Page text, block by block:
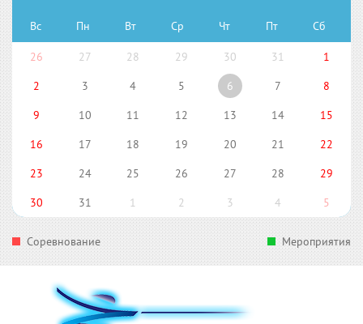
Вс Пн Вт Ср Чт Пт Сб
26 27 28 29 30 31
1
2
3 4 5 6 7
8
9
10 11 12 13 14
15
16
17 18 19 20 21
22
23
24 25 26 27 28
29
30
31 1 2 3 4 5
Соревнование Мероприятия